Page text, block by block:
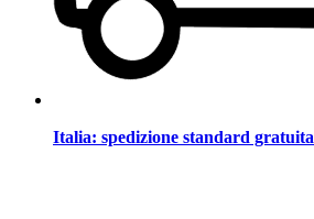
Italia: spedizione standard gratuita